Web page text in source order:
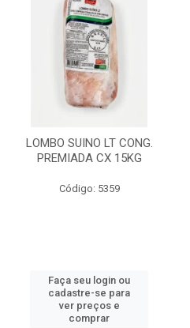
LOMBO SUINO LT CONG.
PREMIADA CX 15KG
Código: 5359
Faça seu login ou
cadastre-se para
ver preços e
comprar